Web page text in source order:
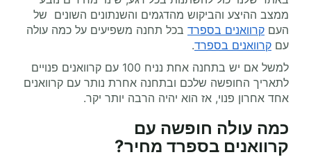
ממצב ההיצע והביקוש מהדגמים והשנתונים השונים של
העם קרוואנים בספרד בכל תחנה משפיעים על כמה עולה
עם קרוואנים בספרד.
למשל אם יש בתחנה אחת נניח 100 עם קרוואנים פנויים
לתאריך החופשה שלכם ובתחנה אחרת נותר עם קרוואנים
אחד אחרון פנוי, אז הוא יהיה הרבה יותר יקר.
כמה עולה חופשה עם
קרוואנים בספרד מחיר?